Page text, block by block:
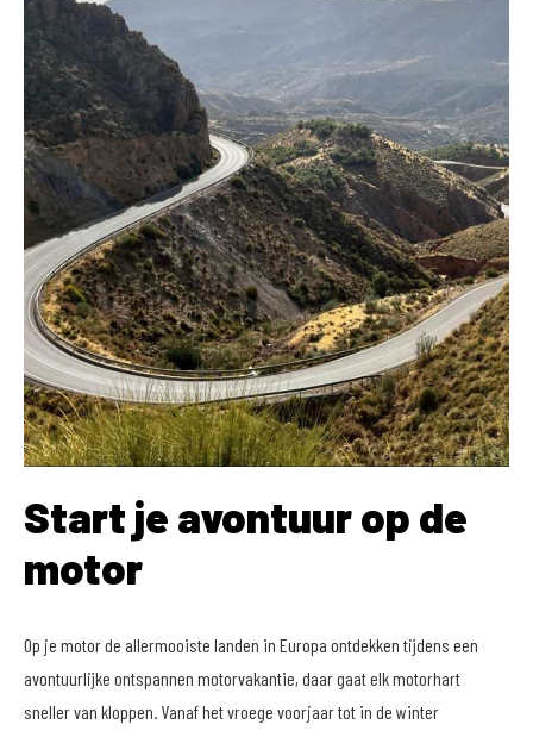
Start je avontuur op de
motor
Op je motor de allermooiste landen in Europa ontdekken tijdens een
avontuurlijke ontspannen motorvakantie, daar gaat elk motorhart
sneller van kloppen. Vanaf het vroege voorjaar tot in de winter